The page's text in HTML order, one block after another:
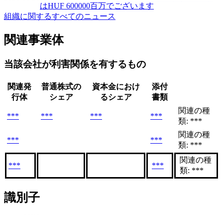
はHUF 600000百万でございます
組織に関するすべてのニュース
関連事業体
当該会社が利害関係を有するもの
関連発
行体
普通株式の
シェア
資本金におけ
るシェア
添付
書類
*** *** *** ***
関連の種
類: ***
*** ***
関連の種
類: ***
*** ***
関連の種
類: ***
識別子